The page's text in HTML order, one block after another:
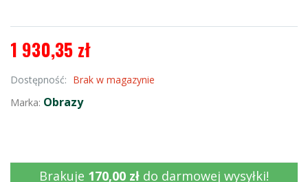
1 930,35 zł
Dostępność: Brak w magazynie
Marka: Obrazy
Brakuje 170,00 zł do darmowej wysyłki!